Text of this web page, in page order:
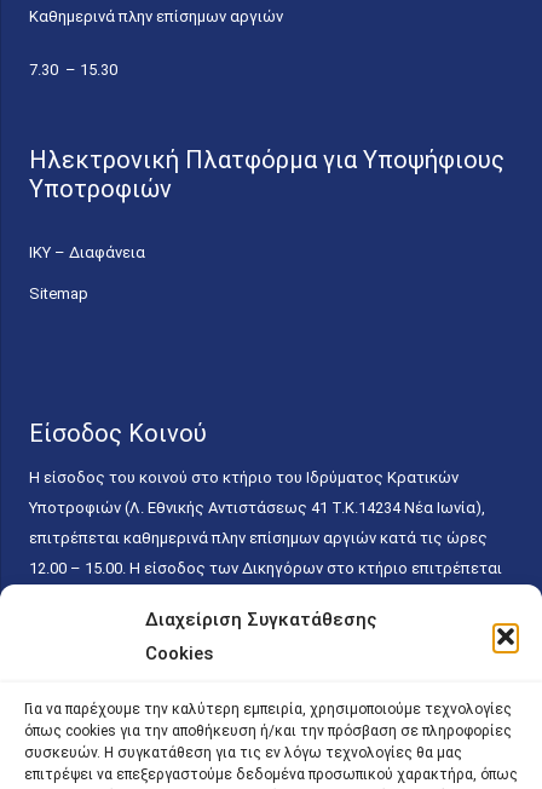
Διαχείριση Συγκατάθεσης
Cookies
Για να παρέχουμε την καλύτερη εμπειρία, χρησιμοποιούμε τεχνολογίες
όπως cookies για την αποθήκευση ή/και την πρόσβαση σε πληροφορίες
συσκευών. Η συγκατάθεση για τις εν λόγω τεχνολογίες θα μας
επιτρέψει να επεξεργαστούμε δεδομένα προσωπικού χαρακτήρα, όπως
Καθημερινά πλην επίσημων αργιών
7.30 – 15.30
Ηλεκτρονική Πλατφόρμα για Υποψήφιους
Υποτροφιών
ΙΚΥ – Διαφάνεια
Sitemap
Είσοδος Κοινού
Η είσοδος του κοινού στο κτήριο του Ιδρύματος Κρατικών
Υποτροφιών (Λ. Εθνικής Αντιστάσεως 41 T.K.14234 Νέα Ιωνία),
επιτρέπεται καθημερινά πλην επίσημων αργιών κατά τις ώρες
12.00 – 15.00. Η είσοδος των Δικηγόρων στο κτήριο επιτρέπεται
κάθε εργάσιμη ημέρα και ώρα χωρίς κανέναν χρονικό ή άλλο
περιορισμό. Η είσοδος του κοινού ειδικά στο γραφείο του
15.00. Η εξυπηρέτηση του κοινού πραγματοποιείται βάσει των
παγίων ισχυουσών διατάξεων. Για την αποφυγή συνωστισμού
εντός του εσωτερικού χώρου εξυπηρέτησης και αναμονής του